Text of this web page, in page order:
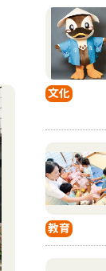
4
文化
教育